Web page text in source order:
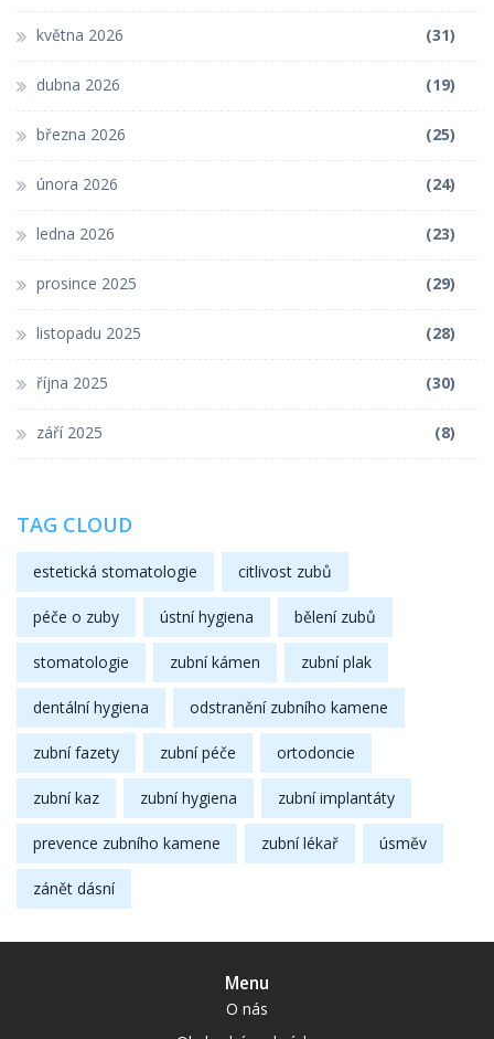
května 2026 (31)
dubna 2026 (19)
března 2026 (25)
února 2026 (24)
ledna 2026 (23)
prosince 2025 (29)
listopadu 2025 (28)
října 2025 (30)
září 2025 (8)
TAG CLOUD
estetická stomatologie citlivost zubů
péče o zuby ústní hygiena bělení zubů
stomatologie zubní kámen zubní plak
dentální hygiena odstranění zubního kamene
zubní fazety zubní péče ortodoncie
zubní kaz zubní hygiena zubní implantáty
prevence zubního kamene zubní lékař úsměv
zánět dásní
Menu
O nás